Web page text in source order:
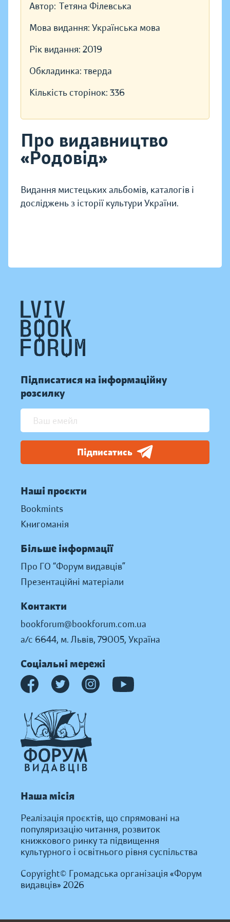
Автор: Тетяна Філевська
Мова видання: Українська мова
Рік видання: 2019
Обкладинка: тверда
Кількість сторінок: 336
Про видавництво
«Родовід»
Видання мистецьких альбомів, каталогів і
досліджень з історії культури України.
Підписатися на інформаційну
розсилку
Підписатись
Наші проєкти
Bookmints
Книгоманія
Більше інформації
Про ГО “Форум видавців”
Презентаційні матеріали
Контакти
bookforum@bookforum.com.ua
а/с 6644, м. Львів, 79005, Україна
Соціальні мережі
Наша місія
Реалізація проєктів, що спрямовані на
популяризацію читання, розвиток
книжкового ринку та підвищення
культурного і освітнього рівня суспільства
Copyright© Громадська організація «Форум
видавців» 2026